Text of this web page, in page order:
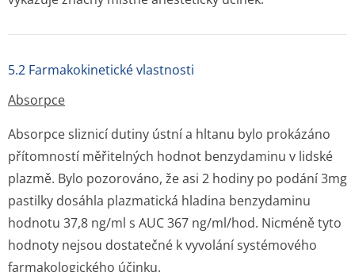
5.2 Farmakokinetické vlastnosti
Absorpce
Absorpce sliznicí dutiny ústní a hltanu bylo prokázáno
přítomností měřitelných hodnot benzydaminu v lidské
plazmě. Bylo pozorováno, že asi 2 hodiny po podání 3mg
pastilky dosáhla plazmatická hladina benzydaminu
hodnotu 37,8 ng/ml s AUC 367 ng/ml/hod. Nicméně tyto
hodnoty nejsou dostatečné k vyvolání systémového
farmakologického účinku.